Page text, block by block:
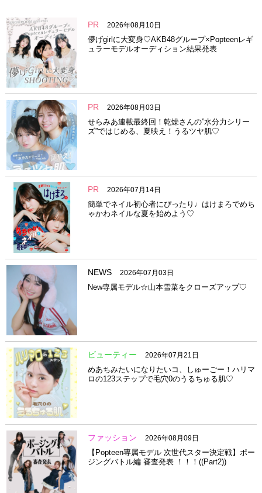
PR 2026年08月10日
儚げgirlに大変身♡AKB48グループ×Popteenレギ
ュラーモデルオーディション結果発表
PR 2026年08月03日
せらみあ連載最終回！乾燥さんの”水分力シリー
ズ”ではじめる、夏映え！うるツヤ肌♡
PR 2026年07月14日
簡単でネイル初心者にぴったり♩はけまろでめち
ゃかわネイルな夏を始めよう♡
NEWS 2026年07月03日
New専属モデル☆山本雪菜をクローズアップ♡
ビューティー 2026年07月21日
めあちみたいになりたいコ、しゅーごー！ハリマ
ロの123ステップで毛穴0のうるちゅる肌♡
ファッション 2026年08月09日
【Popteen専属モデル 次世代スター決定戦】ポー
ジングバトル編 審査発表 ！！！((Part2))